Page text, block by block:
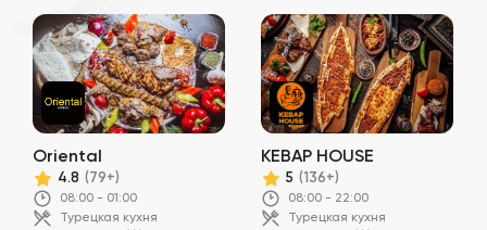
Oriental
4.8 (79+)
08:00 - 01:00
Турецкая кухня
KEBAP HOUSE
5 (136+)
08:00 - 22:00
Турецкая кухня